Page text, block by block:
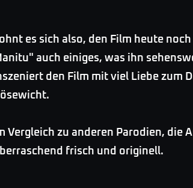
es sich also, den Film heute
auch einiges, was ihn
den Film mit viel Liebe zum
Vergleich zu anderen Parodien,
frisch und originell.